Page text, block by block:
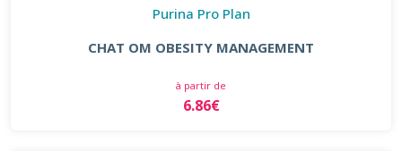
Purina Pro Plan
CHAT OM OBESITY MANAGEMENT
à partir de
6.86€